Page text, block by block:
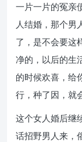
一片一片的冤亲
人结婚，那个男
了，是不会要这
净的，以后的生
的时候欢喜，给
行，种了因，就
这个女人婚后继
话招野男人来，